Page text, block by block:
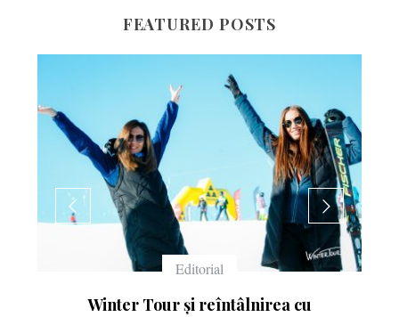
FEATURED POSTS
Echipament
Ce înseamnă numerele de pe schiuri